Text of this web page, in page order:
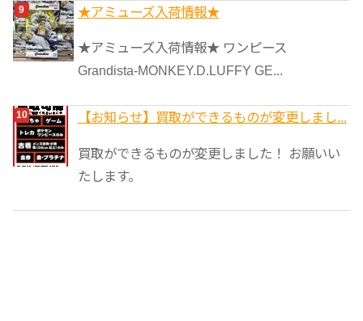
★アミューズ入荷情報★
★アミューズ入荷情報★ ワンピース
Grandista-MONKEY.D.LUFFY GE...
【お知らせ】買取ができるものが変更しまし...
買取ができるものが変更しました！ お願いい
たします。